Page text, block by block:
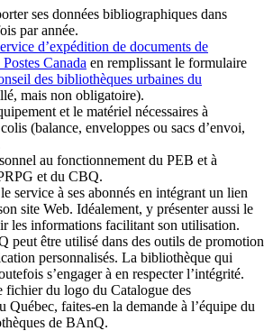
ses données bibliographiques dans
par année.
d’expédition de documents de
Canada en remplissant le formulaire
des bibliothèques urbaines du
mais non obligatoire).
et le matériel nécessaires à
(balance, enveloppes ou sacs d’envoi,
au fonctionnement du PEB et à
et du CBQ.
service à ses abonnés en intégrant un lien
site Web. Idéalement, y présenter aussi le
les informations facilitant son utilisation.
peut être utilisé dans des outils de promotion
personnalisés. La bibliothèque qui
s’engager à en respecter l’intégrité.
fichier du logo du Catalogue des
Québec, faites-en la demande à l’équipe du
de BAnQ.